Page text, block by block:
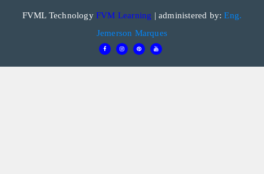
FVML Technology FVM Learning | administered by:Eng.
Jemerson Marques